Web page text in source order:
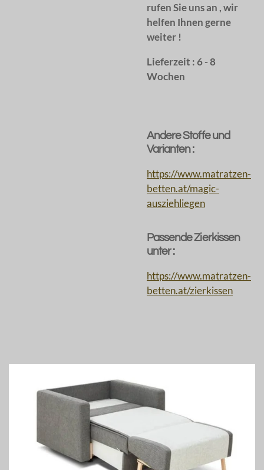
rufen Sie uns an , wir
helfen Ihnen gerne
weiter !
Lieferzeit : 6 - 8
Wochen
Andere Stoffe und
Varianten :
https://www.matratzen-
betten.at/magic-
ausziehliegen
Passende Zierkissen
unter :
https://www.matratzen-
betten.at/zierkissen